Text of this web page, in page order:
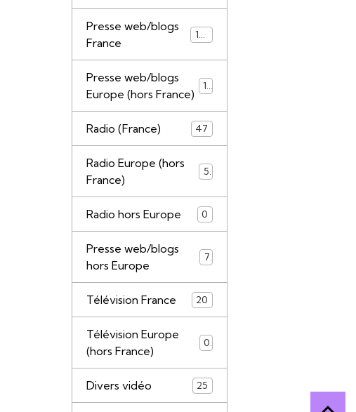
Presse web/blogs
France
147
Presse web/blogs
Europe (hors France)
17
Radio (France) 47
Radio Europe (hors
France)
5
Radio hors Europe 0
Presse web/blogs
hors Europe
7
Télévision France 20
Télévision Europe
(hors France)
0
Divers vidéo 25